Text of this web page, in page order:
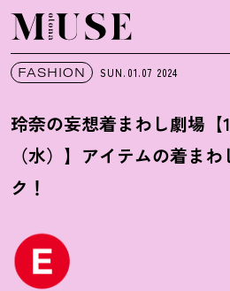
オトナミューズ ウェブ
FASHION SUN.01.07 2024
玲奈の妄想着まわし劇場【
（水）】アイテムの着ま
ク ！